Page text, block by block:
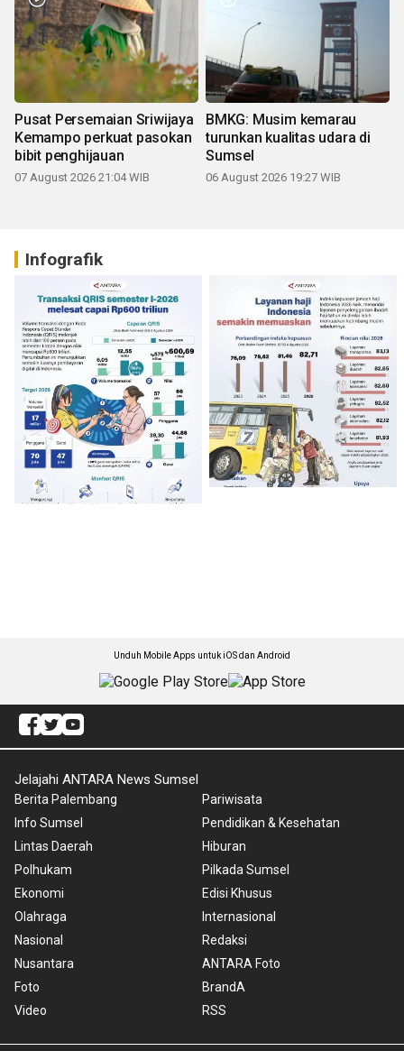
Pusat Persemaian Sriwijaya
Kemampo perkuat pasokan
bibit penghijauan
07 August 2026 21:04 WIB
BMKG: Musim kemarau
turunkan kualitas udara di
Sumsel
06 August 2026 19:27 WIB
Infografik
Unduh Mobile Apps untuk iOS dan Android
Jelajahi ANTARA News Sumsel
Berita Palembang
Info Sumsel
Lintas Daerah
Polhukam
Ekonomi
Olahraga
Nasional
Nusantara
Foto
Video
Pariwisata
Pendidikan & Kesehatan
Hiburan
Pilkada Sumsel
Edisi Khusus
Internasional
Redaksi
ANTARA Foto
BrandA
RSS